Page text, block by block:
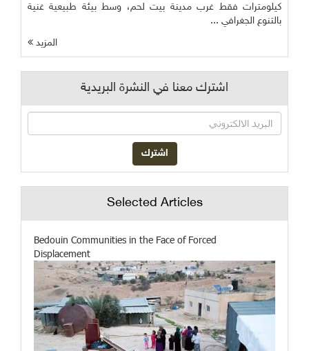
كيلومترات فقط غرب مدينة بيت لحم، وسط بيئة طبيعية غنية
بالتنوع الجغرافي ...
المزيد
اشترك معنا في النشرة البريدية
Selected Articles
Bedouin Communities in the Face of Forced
Displacement